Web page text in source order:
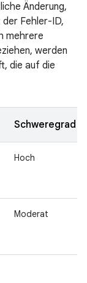
Änderung,
Fehler-ID,
mehrere
werden
die auf die
Schweregrad
Hoch
Moderat